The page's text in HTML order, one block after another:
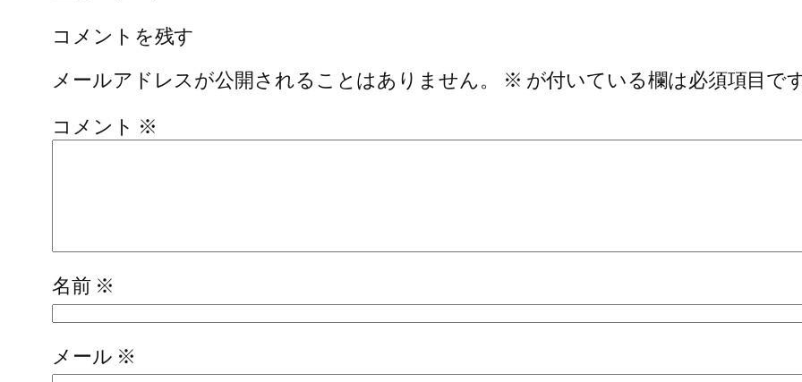
コメントを残す
メールアドレスが公開されることはありません。
※ が付いている欄は必須項目で
コメント ※
名前 ※
メール ※